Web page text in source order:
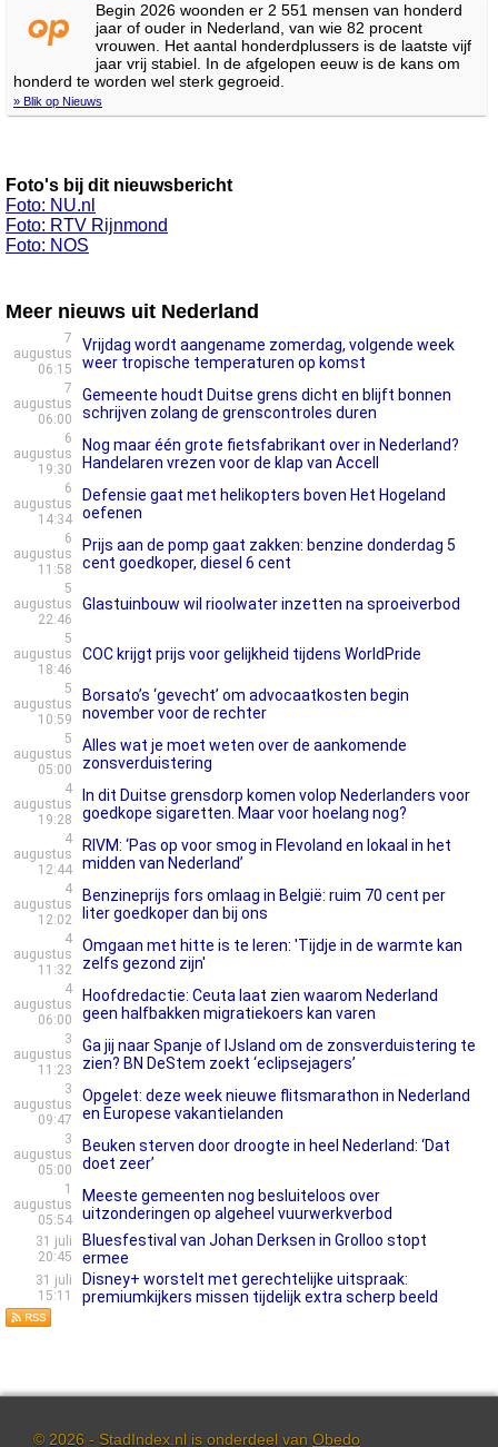
Begin 2026 woonden er 2 551 mensen van honderd
jaar of ouder in Nederland, van wie 82 procent
vrouwen. Het aantal honderdplussers is de laatste vijf
jaar vrij stabiel. In de afgelopen eeuw is de kans om
honderd te worden wel sterk gegroeid.
» Blik op Nieuws
Foto's bij dit nieuwsbericht
Foto: NU.nl
Foto: RTV Rijnmond
Foto: NOS
Meer nieuws uit Nederland
7
augustus
06:15
Vrijdag wordt aangename zomerdag, volgende week
weer tropische temperaturen op komst
7
augustus
06:00
Gemeente houdt Duitse grens dicht en blijft bonnen
schrijven zolang de grenscontroles duren
6
augustus
19:30
Nog maar één grote fietsfabrikant over in Nederland?
Handelaren vrezen voor de klap van Accell
6
augustus
14:34
Defensie gaat met helikopters boven Het Hogeland
oefenen
6
augustus
11:58
Prijs aan de pomp gaat zakken: benzine donderdag 5
cent goedkoper, diesel 6 cent
5
augustus
22:46
Glastuinbouw wil rioolwater inzetten na sproeiverbod
5
augustus
18:46
COC krijgt prijs voor gelijkheid tijdens WorldPride
5
augustus
10:59
Borsato’s ‘gevecht’ om advocaatkosten begin
november voor de rechter
5
augustus
05:00
Alles wat je moet weten over de aankomende
zonsverduistering
4
augustus
19:28
In dit Duitse grensdorp komen volop Nederlanders voor
goedkope sigaretten. Maar voor hoelang nog?
4
augustus
12:44
RIVM: ‘Pas op voor smog in Flevoland en lokaal in het
midden van Nederland’
4
augustus
12:02
Benzineprijs fors omlaag in België: ruim 70 cent per
liter goedkoper dan bij ons
4
augustus
11:32
Omgaan met hitte is te leren: 'Tijdje in de warmte kan
zelfs gezond zijn'
4
augustus
06:00
Hoofdredactie: Ceuta laat zien waarom Nederland
geen halfbakken migratiekoers kan varen
3
augustus
11:23
Ga jij naar Spanje of IJsland om de zonsverduistering te
zien? BN DeStem zoekt ‘eclipsejagers’
3
augustus
09:47
Opgelet: deze week nieuwe flitsmarathon in Nederland
en Europese vakantielanden
3
augustus
05:00
Beuken sterven door droogte in heel Nederland: ‘Dat
doet zeer’
1
augustus
05:54
Meeste gemeenten nog besluiteloos over
uitzonderingen op algeheel vuurwerkverbod
31 juli
20:45
Bluesfestival van Johan Derksen in Grolloo stopt
ermee
31 juli
15:11
Disney+ worstelt met gerechtelijke uitspraak:
premiumkijkers missen tijdelijk extra scherp beeld
© 2026 - StadIndex.nl is onderdeel van Obedo